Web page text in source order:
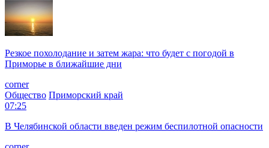
Резкое похолодание и затем жара: что будет с погодой в
Приморье в ближайшие дни
corner
Общество Приморский край
07:25
В Челябинской области введен режим беспилотной опасности